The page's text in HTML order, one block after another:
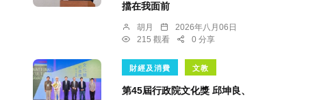
擋在我面前
胡月
2026年八月06日
215 觀看
0 分享
財經及消費 文教
第45屆行政院文化獎 邱坤良、